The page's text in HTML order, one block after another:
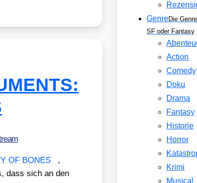
OF BONES
,
dass sich an den
GenreDie
SF oder Fantasy
Action
Comedy
Doku
Drama
Fantasy
Historie
Horror
Krimi
Musical